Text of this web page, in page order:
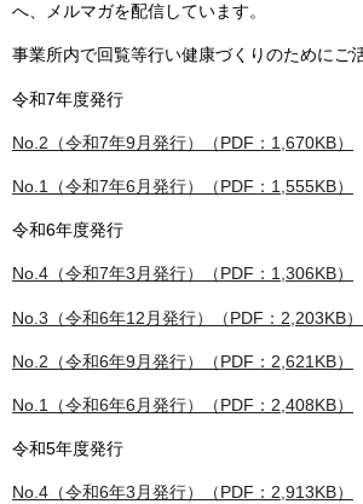
へ、メルマガを配信しています。
事業所内で回覧等行い健康づくりのためにご
令和7年度発行
No.2（令和7年9月発行）（PDF：1,670KB）
No.1（令和7年6月発行）（PDF：1,555KB）
令和6年度発行
No.4（令和7年3月発行）（PDF：1,306KB）
No.3（令和6年12月発行）（PDF：2,203KB）
No.2（令和6年9月発行）（PDF：2,621KB）
No.1（令和6年6月発行）（PDF：2,408KB）
令和5年度発行
No.4（令和6年3月発行）（PDF：2,913KB）